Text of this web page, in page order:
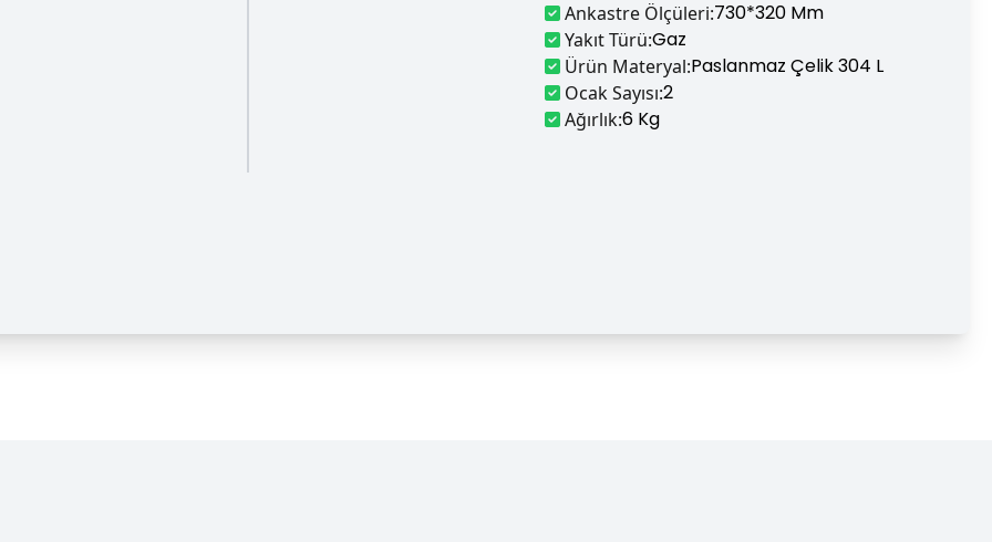
Ankastre Ölçüleri:730*320 Mm
Yakıt Türü:Gaz
Ürün Materyal:Paslanmaz Çelik 304 L
Ocak Sayısı:2
Ağırlık:6 Kg